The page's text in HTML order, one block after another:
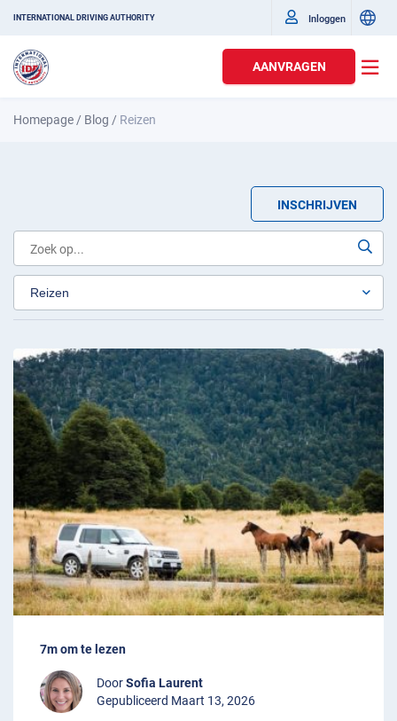
INTERNATIONAL DRIVING AUTHORITY Inloggen
AANVRAGEN
Homepage / Blog / Reizen
INSCHRIJVEN
7m om te lezen
DoorSofia Laurent
Gepubliceerd Maart 13, 2026